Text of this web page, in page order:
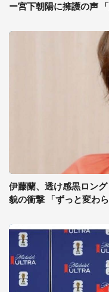
ー宮下朝陽に擁護の声
伊藤蘭、透け感黒ロン
貌の衝撃 「ずっと変わ